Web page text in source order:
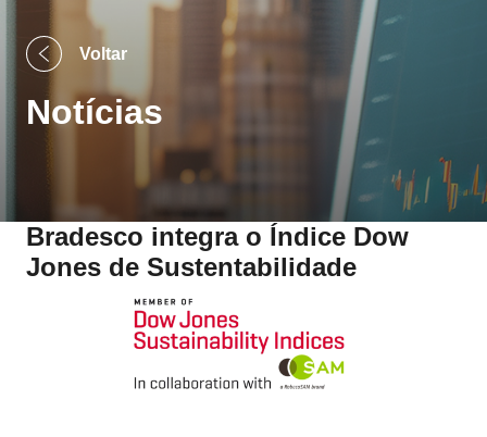
RECENTES
SEPARAMOS PARA VOCÊ
Antecipação
Imposto de
Bradesco
Explica
Voltar
Notícias
Bradesco integra o Índice Dow
Jones de Sustentabilidade